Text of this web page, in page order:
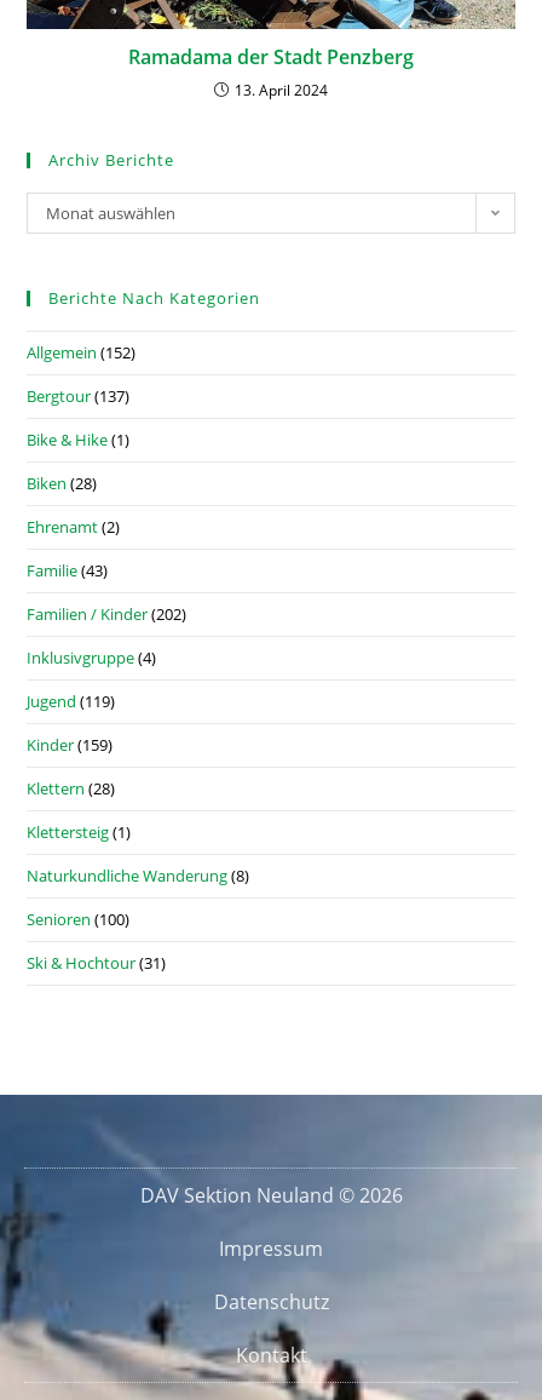
Ramadama der Stadt Penzberg
13. April 2024
Archiv Berichte
Monat auswählen
Berichte Nach Kategorien
Allgemein (152)
Bergtour(137)
Bike & Hike(1)
Biken (28)
Ehrenamt(2)
Familie(43)
Familien / Kinder(202)
Inklusivgruppe(4)
Jugend (119)
Kinder(159)
Klettern (28)
Klettersteig(1)
Naturkundliche Wanderung(8)
Senioren (100)
Ski & Hochtour(31)
DAV Sektion Neuland © 2026
Impressum
Datenschutz
Kontakt